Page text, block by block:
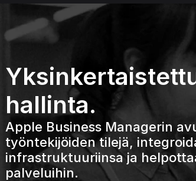
hallinta.
Apple Business Managerin
työntekijöiden tilejä,
infrastruktuuriinsa ja
palveluihin.